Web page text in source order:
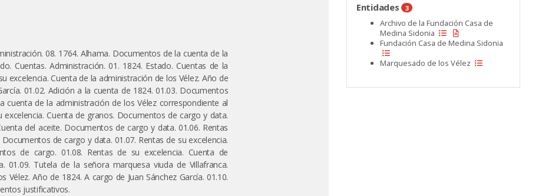
08. 1764. Alhama. Documentos de la cuenta de la
Cuentas. Administración. 01. 1824. Estado. Cuentas de la
excelencia. Cuenta de la administración de los Vélez. Año de
01.02. Adición a la cuenta de 1824. 01.03. Documentos
cuenta de la administración de los Vélez correspondiente al
excelencia. Cuenta de granos. Documentos de cargo y data.
del aceite. Documentos de cargo y data. 01.06. Rentas
de cargo y data. 01.07. Rentas de su excelencia.
de cargo. 01.08. Rentas de su excelencia. Cuenta de
01.09. Tutela de la señora marquesa viuda de Villafranca.
Vélez. Año de 1824. A cargo de Juan Sánchez García. 01.10.
justificativos.
Entidades 3
Archivo de la Fundación Casa de
Medina Sidonia
Fundación Casa de Medina Sidonia
Marquesado de los Vélez